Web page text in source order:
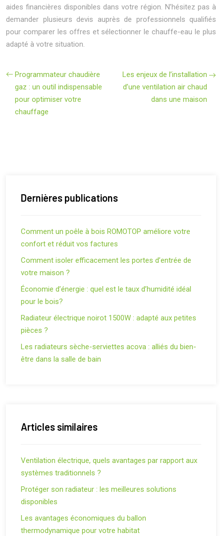
aides financières disponibles dans votre région. N’hésitez pas à
demander plusieurs devis auprès de professionnels qualifiés
pour comparer les offres et sélectionner le chauffe-eau le plus
adapté à votre situation.
Programmateur chaudière
gaz : un outil indispensable
pour optimiser votre
chauffage
Les enjeux de l’installation
d’une ventilation air chaud
dans une maison
Dernières publications
Comment un poêle à bois ROMOTOP améliore votre
confort et réduit vos factures
Comment isoler efficacement les portes d’entrée de
votre maison ?
Économie d’énergie : quel est le taux d’humidité idéal
pour le bois?
Radiateur électrique noirot 1500W : adapté aux petites
pièces ?
Les radiateurs sèche-serviettes acova : alliés du bien-
être dans la salle de bain
Articles similaires
Ventilation électrique, quels avantages par rapport aux
systèmes traditionnels ?
Protéger son radiateur : les meilleures solutions
disponibles
Les avantages économiques du ballon
thermodynamique pour votre habitat